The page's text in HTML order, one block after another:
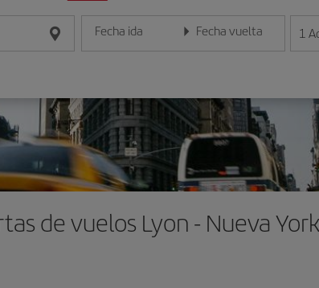
Fecha ida
Introduce la fecha en formato día/mes/año
Fecha vuelta
Introduce la fecha en 1
de vuelos Lyon - Nueva York